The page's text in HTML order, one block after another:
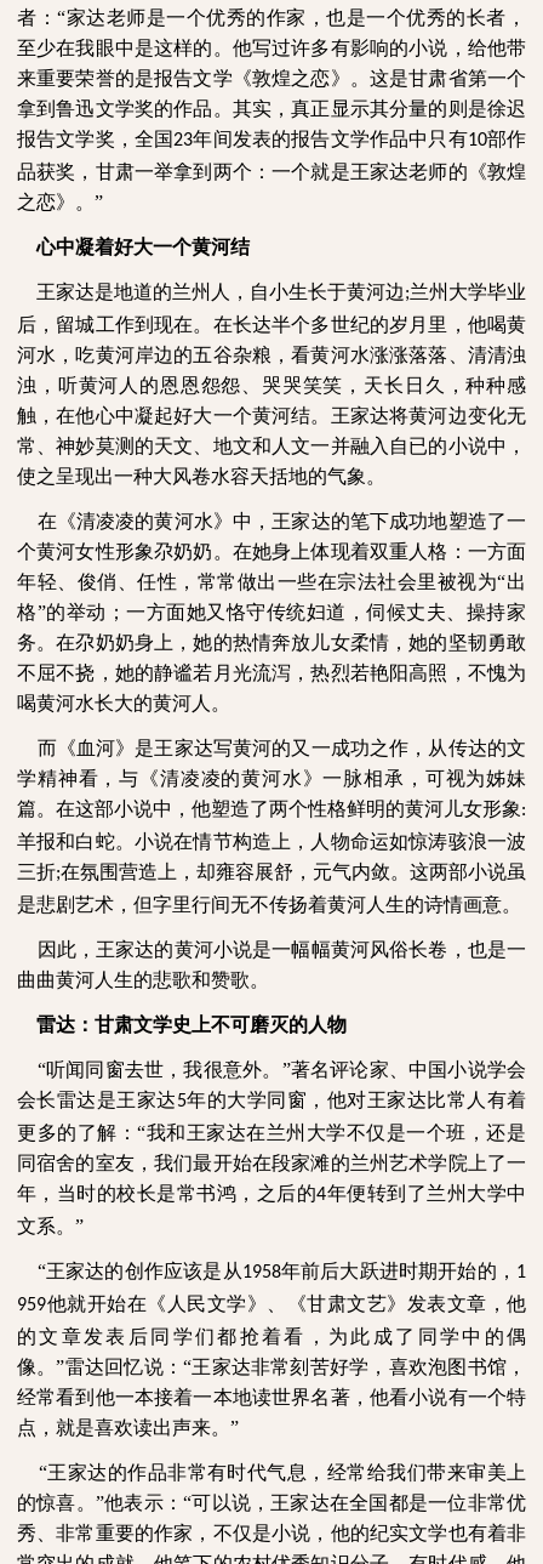
者：“家达老师是一个优秀的作家，也是一个优秀的长者，
至少在我眼中是这样的。他写过许多有影响的小说，给他带
来重要荣誉的是报告文学《敦煌之恋》。这是甘肃省第一个
拿到鲁迅文学奖的作品。其实，真正显示其分量的则是徐迟
报告文学奖，全国 23年间发表的报告文学作品中只有10部作
品获奖，甘肃一举拿到两个：一个就是王家达老师的《敦煌
之恋》。”
心中凝着好大一个黄河结
王家达是地道的兰州人，自小生长于黄河边;兰州大学毕业
后，留城工作到现在。在长达半个多世纪的岁月里，他喝黄
河水，吃黄河岸边的五谷杂粮，看黄河水涨涨落落、清清浊
浊，听黄河人的恩恩怨怨、哭哭笑笑，天长日久，种种感
触，在他心中凝起好大一个黄河结。王家达将黄河边变化无
常、神妙莫测的天文、地文和人文一并融入自已的小说中，
使之呈现出一种大风卷水容天括地的气象。
在《清凌凌的黄河水》中，王家达的笔下成功地塑造了一
个黄河女性形象尕奶奶。在她身上体现着双重人格：一方面
年轻、俊俏、任性，常常做出一些在宗法社会里被视为“出
格”的举动；一方面她又恪守传统妇道，伺候丈夫、操持家
务。在尕奶奶身上，她的热情奔放儿女柔情，她的坚韧勇敢
不屈不挠，她的静谧若月光流泻，热烈若艳阳高照，不愧为
喝黄河水长大的黄河人。
而《血河》是王家达写黄河的又一成功之作，从传达的文
学精神看，与《清凌凌的黄河水》一脉相承，可视为姊妹
篇。在这部小说中，他塑造了两个性格鲜明的黄河儿女形象:
羊报和白蛇。小说在情节构造上，人物命运如惊涛骇浪一波
三折;在氛围营造上，却雍容展舒，元气内敛。这两部小说虽
是悲剧艺术，但字里行间无不传扬着黄河人生的诗情画意。
因此，王家达的黄河小说是一幅幅黄河风俗长卷，也是一
曲曲黄河人生的悲歌和赞歌。
雷达：甘肃文学史上不可磨灭的人物
“听闻同窗去世，我很意外。”著名评论家、中国小说学会
会长雷达是王家达5年的大学同窗，他对王家达比常人有着
更多的了解：“我和王家达在兰州大学不仅是一个班，还是
同宿舍的室友，我们最开始在段家滩的兰州艺术学院上了一
年，当时的校长是常书鸿，之后的4年便转到了兰州大学中
文系。”
“王家达的创作应该是从1958年前后大跃进时期开始的， 1
959他就开始在《人民文学》、《甘肃文艺》发表文章，他
的文章发表后同学们都抢着看，为此成了同学中的偶
像。”雷达回忆说：“王家达非常刻苦好学，喜欢泡图书馆，
经常看到他一本接着一本地读世界名著，他看小说有一个特
点，就是喜欢读出声来。”
“王家达的作品非常有时代气息，经常给我们带来审美上
的惊喜。”他表示：“可以说，王家达在全国都是一位非常优
秀、非常重要的作家，不仅是小说，他的纪实文学也有着非